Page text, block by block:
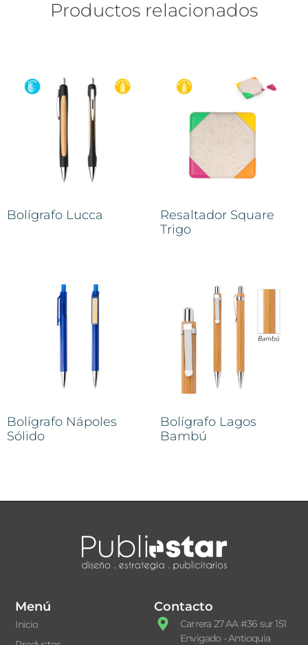
Productos relacionados
Bolígrafo Lucca
Resaltador Square
Trigo
Bolígrafo Nápoles
Sólido
Bolígrafo Lagos
Bambú
Menú
Inicio
Contacto
Carrera 27 AA #36 sur 151
Envigado - Antioquia